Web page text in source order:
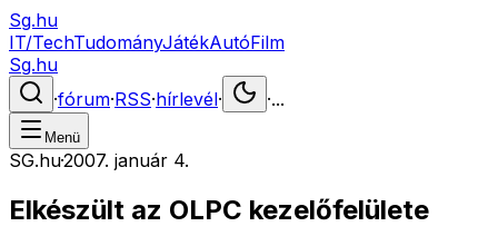
Sg.hu
IT/TechTudományJátékAutóFilm
Sg.hu
·fórum·RSS·hírlevél· ·...
Menü
SG.hu·2007. január 4.
Elkészült az OLPC kezelőfelülete